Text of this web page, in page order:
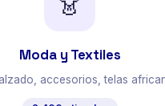
Moda y Textiles
accesorios, telas